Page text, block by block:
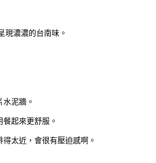
現濃濃的台南味。
泥牆。
起來更舒服。
太近，會很有壓迫感啊。